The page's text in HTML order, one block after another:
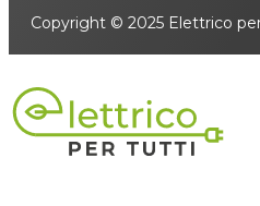
Copyright © 2025 Elettrico